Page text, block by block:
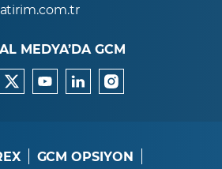
MEDYA’DA GCM
GCM OPSIYON